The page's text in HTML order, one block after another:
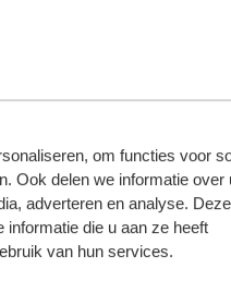
om functies voor
Ook delen we informatie over
adverteren en analyse. Deze
die u aan ze heeft
van hun services.
DE